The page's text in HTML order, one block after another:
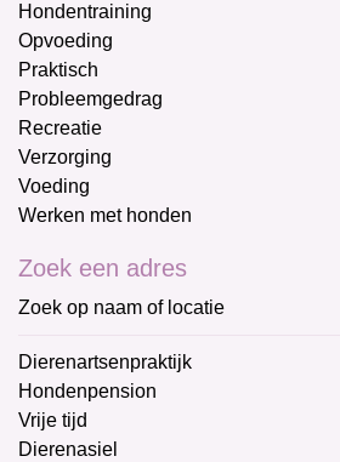
Hondentraining
Opvoeding
Praktisch
Probleemgedrag
Recreatie
Verzorging
Voeding
Werken met honden
Zoek een adres
Zoek op naam of locatie
Dierenartsenpraktijk
Hondenpension
Vrije tijd
Dierenasiel